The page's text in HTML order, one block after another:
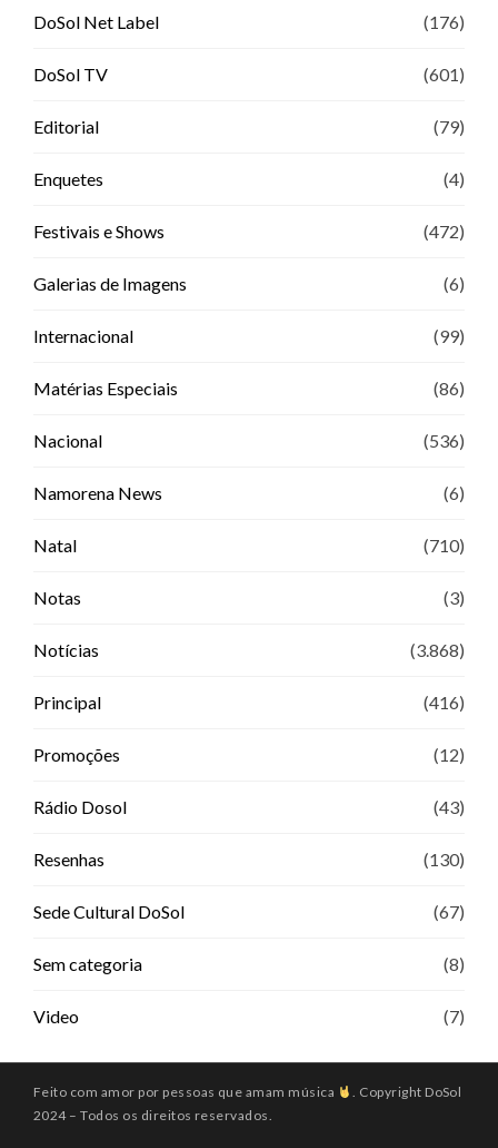
DoSol Net Label (176)
DoSol TV (601)
Editorial (79)
Enquetes (4)
Festivais e Shows (472)
Galerias de Imagens (6)
Internacional (99)
Matérias Especiais (86)
Nacional (536)
Namorena News (6)
Natal (710)
Notas (3)
Notícias (3.868)
Principal (416)
Promoções (12)
Rádio Dosol (43)
Resenhas (130)
Sede Cultural DoSol (67)
Sem categoria (8)
Video (7)
Feito com amor por pessoas que amam música
. Copyright DoSol
2024 – Todos os direitos reservados.